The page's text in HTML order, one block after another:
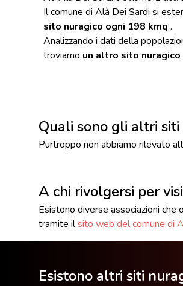
Il comune di Alà Dei Sardi si
sito nuragico ogni 198 kmq .
Analizzando i dati della
troviamo un altro sito
Quali sono gli altri
Purtroppo non abbiamo rilevato
A chi rivolgersi per
Esistono diverse associazioni
tramite ilsito web del comune di
Esistono altri siti